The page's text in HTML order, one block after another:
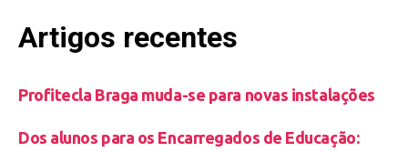
Artigos recentes
Profitecla Braga muda-se para novas instalações
Dos alunos para os Encarregados de Educação: